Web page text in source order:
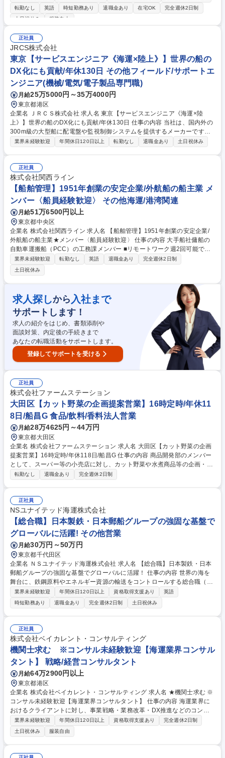
してご活躍いただくポジションです。 【詳細】 ■国内外従業員のシフト作
成、乗下船に向けた諸手配 ■日本人クルーへのスケジュール共有、経費精
用、教育分野におけるSOP(標準作業手順書)の作成および維持 募集職種
【課長補佐/海上人事】クルーズ船の多国籍クルーを支える配乗業務
転勤なし
英語 時短勤務あり 退職金あり 在宅OK
完全週休2日制
土日祝休み
服装自由
正社員
JRCS株式会社
東京【サービスエンジニア《海運×陸上》】世界の船の
DX化にも貢献/年休130日 その他フィールド/サポートエ
ンジニア(機械/電気/電子製品専門職)
月給25万5000円～35万4000円
東京都港区
企業名 ＪＲＣＳ株式会社 求人名 東京【サービスエンジニア《海運×陸
上》】世界の船のDX化にも貢献/年休130日 仕事の内容 当社は、国内外の
300m級の大型船に配電盤や監視制御システムを提供するメーカーです。
当社の製品を搭載した船舶は世界で8,000隻以上！培った技術で世界の船
しているか、各種計測器を使って電気系統のチェックを行います。 トラブ
シューティング： 機器の不具合が発生した際、原因を特定して部品交換や
回路の修正、ソフトウェアの調整を行います。 試運転の立ち会い： メン
テナンス完了後、正常に船が動くかどうかのテストに立ち会います。 募集
職種 東京【サービスエンジニア《海運×陸上》】世界の船のDX化にも貢
献/年休130日
業界未経験歓迎 年間休日120日以上 転勤なし 退職金あり 土日祝休み
正社員
株式会社関西ライン
【船舶管理】1951年創業の安定企業/外航船の船主業 メ
ンバー〈船員経験歓迎〉 その他海運/港湾関連
月給51万6500円以上
東京都中央区
企業名 株式会社関西ライン 求人名 【船舶管理】1951年創業の安定企業/
外航船の船主業★メンバー〈船員経験歓迎〉 仕事の内容 大手船社傭船の
自動車運搬船（PCC）の工務課メンバー ■リモートワーク週2回可能で働
きやすい環境！ ■残業時間月10時間程度とワークライフバランス◎ 【主な
業務内容】 本船の訪船・検船、機関設備の評価、乗組員への保守整備指
導、PMS運用支援、消耗部品の管理、潤滑油の手配および管理、故障時の
初動対応、修理計画、ドック工事の進捗管理、関連業者との調整・折衝、
機関性能・燃費などののデータ分析、技術報告、SMS支援、環境規制対
応、その他 募集職種 【船舶管理】1951年創業の安定企業/外航船の船主業
★メンバー〈船員経験歓迎〉
業界未経験歓迎 転勤なし 英語 退職金あり
完全週休2日制
土日祝休み
求人探しから 入社まで
サポートします！
求人の紹介をはじめ、書類添削や
面談対策、内定後の手続きまで
あなたの転職活動をサポートします。
登録してサポートを受ける
正社員
株式会社ファームステーション
大田区【カット野菜の企画提案営業】16時定時/年休11
8日/船昌G 食品/飲料/香料法人営業
月給28万4625円～44万円
東京都大田区
企業名 株式会社ファームステーション 求人名 大田区【カット野菜の企画
提案営業】16時定時/年休118日/船昌G 仕事の内容 商品開発部のメンバー
として、スーパー等の小売店に対し、カット野菜や水煮商品等の企画・提
案営業をお任せします。市場調査から工場との試作、販促まで一貫して携
小売店（スーパー・ドラッグストア等）への営業活動、販売促進策の提
案。営業だけでなく商品開発に深く関われるのが特徴。部長とマンツーマ
ンのOJTがあり、未経験の領域も習得可能です。自身の裁量で「作りたい
もの」を形にする醍醐味があります。【業務内容の変更範囲】当社の指定
する業務 募集職種 大田区【カット野菜の企画提案営業】16時定時/年休11
8日/船昌G
転勤なし 退職金あり 完全週休2日制
正社員
NSユナイテッド海運株式会社
【総合職】日本製鉄・日本郵船グループの強固な基盤で
グローバルに活躍! その他営業
月給30万円～50万円
東京都千代田区
企業名 ＮＳユナイテッド海運株式会社 求人名 【総合職】日本製鉄・日本
郵船グループの強固な基盤でグローバルに活躍！ 仕事の内容 世界の海を
舞台に、鉄鋼原料やエネルギー資源の輸送をコントロールする総合職（営
業・運航管理・企画）をお任せします。未経験からでも、億単位のビジネ
スを動かすダイナミズムを体感できる環境です。 (1)不定期船法人営業：
新規、既存どちらも担当。 飛び込みは無。メールや電話での契約がほとん
どとなります。(2)国内外の顧客との輸送契約交渉締結、運賃請求(3)原料
／製品輸送船の運航管理：貨物量の確認、補油・運航プランの作成等、積
み地から揚げ地までの運航を管理します。※顧客、船長・乗組員、港の代
理店・荷役業者、ブローカー等、全てのステークホルダーの窓口として、
安全・効率的な運航をコーディネートします 募集職種 【総合職】日本製
鉄・日本郵船グループの強固な基盤でグローバルに活躍！
業界未経験歓迎 年間休日120日以上 資格取得支援あり
英語
時短勤務あり
退職金あり 完全週休2日制 土日祝休み
正社員
株式会社ベイカレント・コンサルティング
機関士求む ※コンサル未経験歓迎【海運業界コンサル
タント】 戦略/経営コンサルタント
月給64万2900円以上
東京都港区
企業名 株式会社ベイカレント・コンサルティング 求人名 ★機関士求む ※
コンサル未経験歓迎【海運業界コンサルタント】 仕事の内容 海運業界に
おけるクライアントに対し、事業戦略・業務改革・DX推進などのコンサ
ルティング業務を担当いただきます。業界の構造変革をテーマに、戦略立
案から実行支援まで一貫して関与いただきます。 【具体的には】 ■AIやデ
ータを活用した業務効率化・オペレーション最適化■脱炭素や新燃料対応
に向けた投資・成長戦略の策定■M&Aや事業ポートフォリオ再構築などの
ビジネスモデル変革■IT／DX戦略、データ活用基盤の構築■業務プロセス
業界未経験歓迎 年間休日120日以上 資格取得支援あり
完全週休2日制
土日祝休み
服装自由